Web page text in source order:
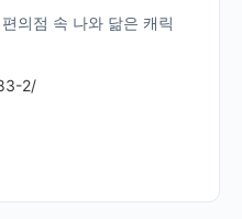
의점 속 나와 닮은 캐릭
2/